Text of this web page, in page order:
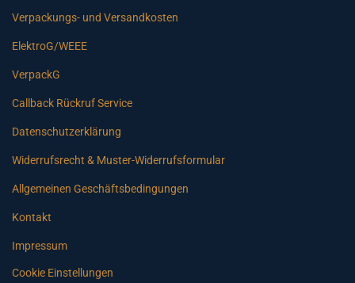
Verpackungs- und Versandkosten
ElektroG/WEEE
VerpackG
Callback Rückruf Service
Datenschutzerklärung
Widerrufsrecht & Muster-Widerrufsformular
Allgemeinen Geschäftsbedingungen
Kontakt
Impressum
Cookie Einstellungen